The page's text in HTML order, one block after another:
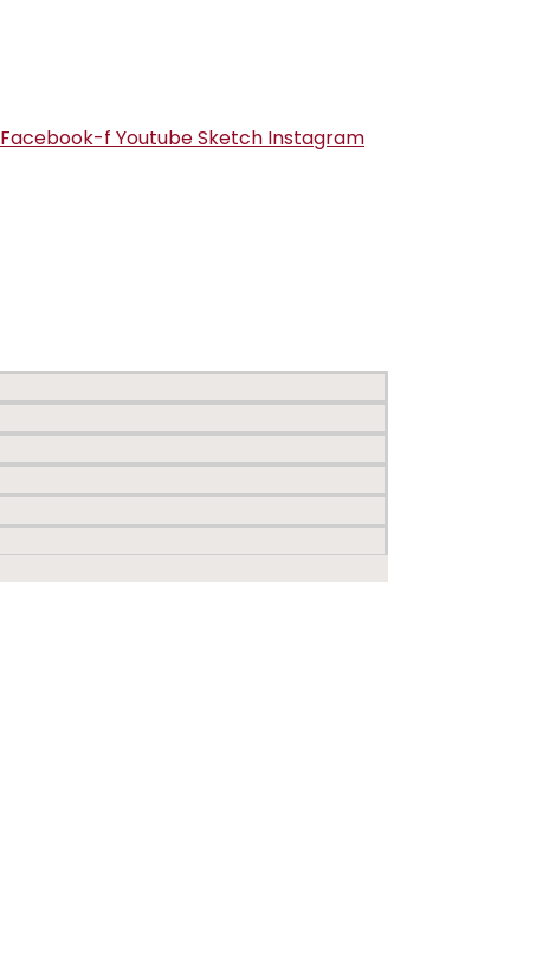
Facebook-f YoutubeSketch Instagram